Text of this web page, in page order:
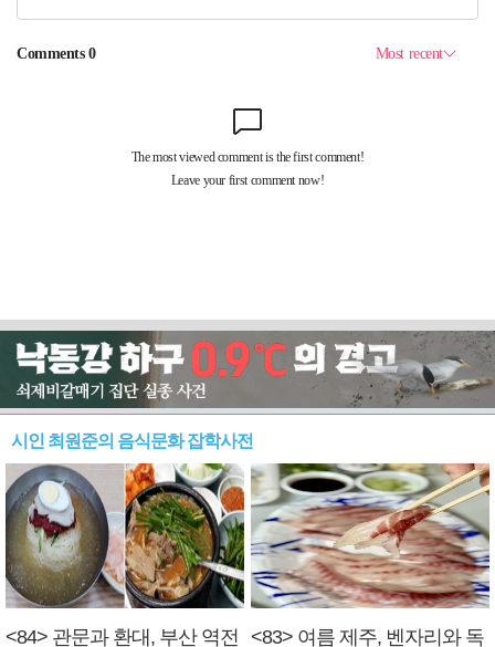
시인 최원준의 음식문화 잡학사전
<84> 관문과 환대, 부산 역전
<83> 여름 제주, 벤자리와 독